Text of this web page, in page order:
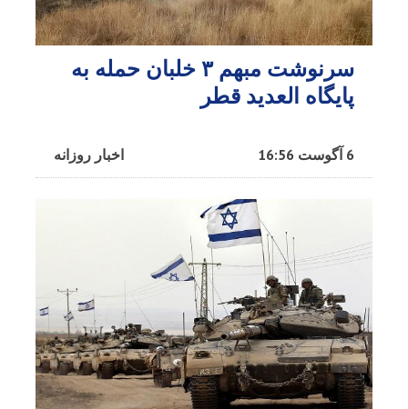
سرنوشت مبهم ۳ خلبان حمله به
پایگاه العدید قطر
اخبار روزانه 6 آگوست 16:56